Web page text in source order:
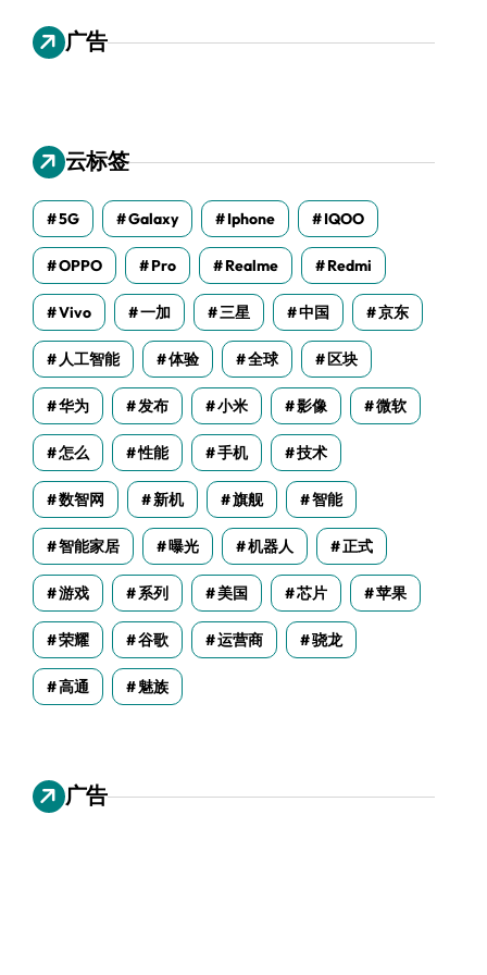
广告
云标签
5G Galaxy Iphone IQOO
OPPO Pro Realme Redmi
Vivo 一加 三星 中国 京东
人工智能 体验 全球 区块
华为 发布 小米 影像 微软
怎么 性能 手机 技术
数智网 新机 旗舰 智能
智能家居 曝光 机器人 正式
游戏 系列 美国 芯片 苹果
荣耀 谷歌 运营商 骁龙
高通 魅族
广告